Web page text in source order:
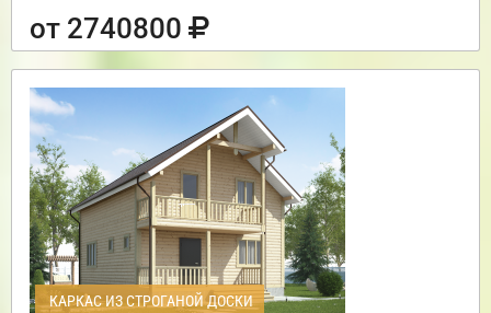
от 2740800
КАРКАС ИЗ СТРОГАНОЙ ДОСКИ